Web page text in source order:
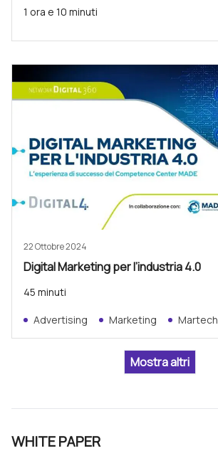
1 ora e 10 minuti
22 Ottobre 2024
Digital Marketing per l’industria 4.0
45 minuti
Advertising Marketing Martech
WHITE PAPER